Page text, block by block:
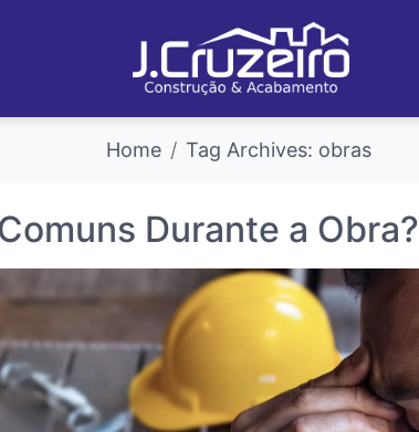
Home Tag Archives: obras
Durante a Obra?